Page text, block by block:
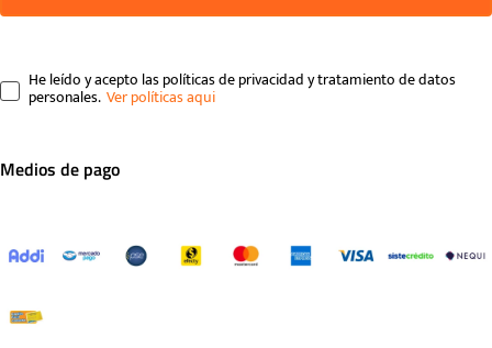
He leído y acepto las políticas de privacidad y tratamiento de datos
personales.
Medios de pago